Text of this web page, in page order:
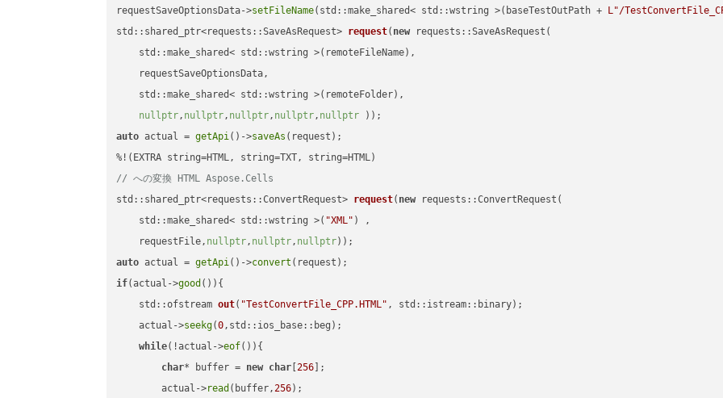
requestSaveOptionsData->setFileName(std::make_shared< std::wstring >(baseTestOutPath + L"/
std::shared_ptr<requests::SaveAsRequest> request( new requests::SaveAsRequest(
    std::make_shared< std::wstring >(remoteFileName),
    requestSaveOptionsData,
    std::make_shared< std::wstring >(remoteFolder),
nullptr, nullptr, nullptr, nullptr, nullptr ))
auto actual = getApi()->saveAs (request);
// への変換 HTML Aspose.Cells
std::shared_ptr<requests::ConvertRequest> request( new requests::ConvertRequest(
    std::make_shared< std::wstring >(
"XML" ) ,
    requestFile,
nullptr, nullptr, nullptr))
auto actual = getApi()->convert
if(actual->good ()){
std::ofstream out( "TestConvertFile_CPP.HTML" , std::istream::binary) ;
    actual->
seekg(0,std::ios_base::beg);
while(!actual->eof()){
char* buffer = new char [256 ];
        actual->
read (buffer,256);